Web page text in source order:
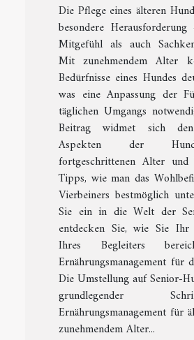
Die Pflege eines älteren
besondere
Mitgefühl als auch
Mit zunehmendem Alter
Bedürfnisse eines Hundes
was eine Anpassung der
täglichen Umgangs
Beitrag widmet sich den
Aspekten der
fortgeschrittenen Alter
Tipps, wie man das
Vierbeiners bestmöglich
Sie ein in die Welt der
entdecken Sie, wie Sie
Ihres Begleiters
Ernährungsmanagement für
Die Umstellung auf Senior-
grundlegender
Ernährungsmanagement für
zunehmendem Alter...